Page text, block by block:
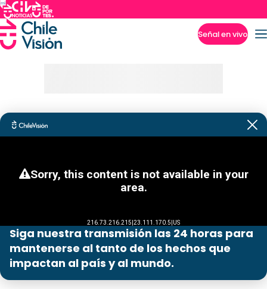
Señal en vivo
Siga nuestra transmisión las 24 horas para
mantenerse al tanto de los hechos que
impactan al país y al mundo.
Programas